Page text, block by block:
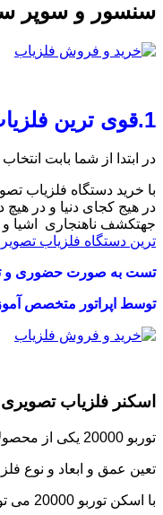
سنسور و سوپر
1.قوی ترین فلزیاب تصویری توربو مدل TURBO 20000
در ابتدا از شما بابت
جهتکشف ناهنجاری اشیا
ترین دستگاه فلزیاب
تست به صورت حضوری و
توسط اپراتور متخصص
اسکنر فلزیاب تصویری سه
توربو 20000 یکی از محصولات بی نظیر در عملکرد و آنالیز خاک می باشد. که می تواند انواع لایه خاک از ساروج ها تا لایه های سخت خاک را نفوذ کند و به راحتی به نمایش بگذارد.
تعین عمق و ابعاد و نوع
با اسکن توربو 20000 می توان فضاهای خالی و ناهنجاری های خاک را راحت شناسایی نمایید. ارتباط بین این سیستم با